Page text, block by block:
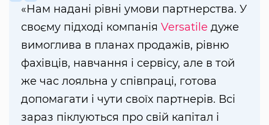
«Нам надані рівні умови партнерства. У
своєму підході компанія Versatile дуже
вимоглива в планах продажів, рівню
фахівців, навчання і сервісу, але в той
же час лояльна у співпраці, готова
допомагати і чути своїх партнерів. Всі
зараз піклуються про свій капітал і